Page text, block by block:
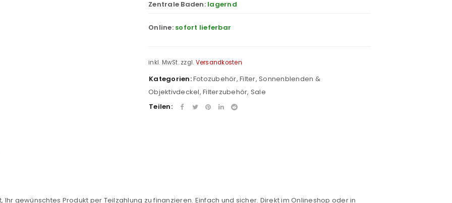
Zentrale Baden: lagernd
Online: sofort lieferbar
inkl. MwSt. zzgl. Versandkosten
Kategorien:Fotozubehör, Filter, Sonnenblenden &
Objektivdeckel, Filterzubehör, Sale
Teilen:
gewünschtes Produkt per Teilzahlung zu finanzieren. Einfach und sicher. Direkt im Onlineshop oder in